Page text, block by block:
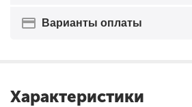
Варианты оплаты
Характеристики